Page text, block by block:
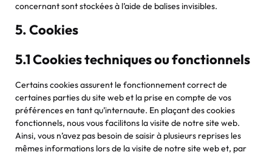
concernant sont stockées à l’aide de balises invisibles.
5. Cookies
5.1 Cookies techniques ou fonctionnels
Certains cookies assurent le fonctionnement correct de
certaines parties du site web et la prise en compte de vos
préférences en tant qu’internaute. En plaçant des cookies
fonctionnels, nous vous facilitons la visite de notre site web.
Ainsi, vous n’avez pas besoin de saisir à plusieurs reprises les
mêmes informations lors de la visite de notre site web et, par